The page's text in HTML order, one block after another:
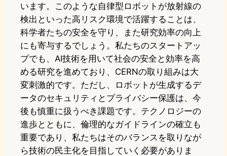
います。このような自律型ロボットが放射線の
検出といった高リスク環境で活躍することは、
科学者たちの安全を守り、また研究効率の向上
にも寄与するでしょう。私たちのスタートアッ
プでも、AI技術を用いて社会の安全と効率を高
める研究を進めており、CERNの取り組みは大
変刺激的です。ただし、ロボットが生成するデ
ータのセキュリティとプライバシー保護は、今
後も慎重に扱うべき課題です。テクノロジーの
進歩とともに、倫理的なガイドラインの確立も
重要であり、私たちはそのバランスを取りなが
ら技術の民主化を目指していく必要がありま